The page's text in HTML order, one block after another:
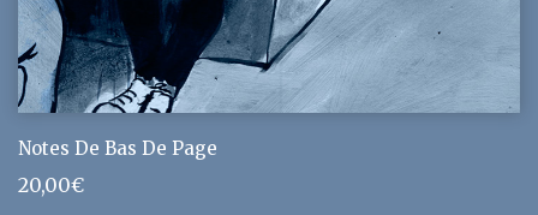
Notes De Bas De Page
20,00€